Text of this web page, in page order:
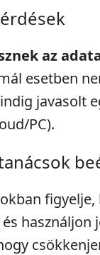
az
esetben
javasolt
PC).
használjon